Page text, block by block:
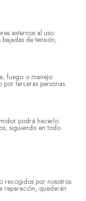
externos al uso
de tensión,
fuego o manejo
terceras personas
podrá hacerlo
siguiendo en todo
recogidos por nosotros
reparación, quedarán